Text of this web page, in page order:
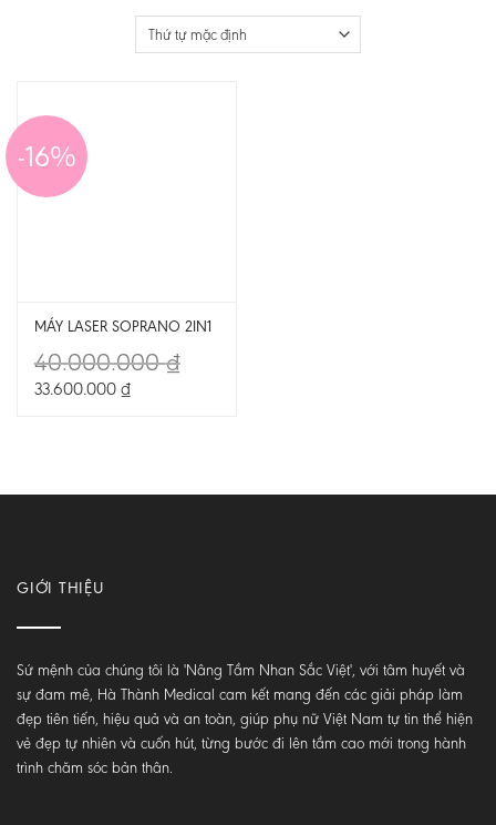
-16%
MÁY LASER SOPRANO 2IN1
40.000.000₫
33.600.000 ₫
GIỚI THIỆU
Sứ mệnh của chúng tôi là 'Nâng Tầm Nhan Sắc Việt', với tâm huyết và
sự đam mê, Hà Thành Medical cam kết mang đến các giải pháp làm
đẹp tiên tiến, hiệu quả và an toàn, giúp phụ nữ Việt Nam tự tin thể hiện
vẻ đẹp tự nhiên và cuốn hút, từng bước đi lên tầm cao mới trong hành
trình chăm sóc bản thân.